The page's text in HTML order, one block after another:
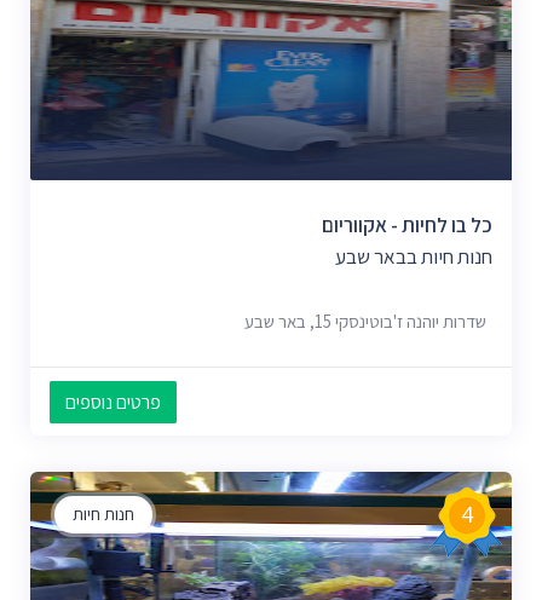
כל בו לחיות - אקווריום
חנות חיות בבאר שבע
שדרות יוהנה ז'בוטינסקי 15, באר שבע
פרטים נוספים
חנות חיות 4